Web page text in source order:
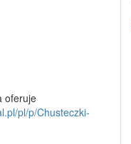
oferuje
pl/p/Chusteczki-